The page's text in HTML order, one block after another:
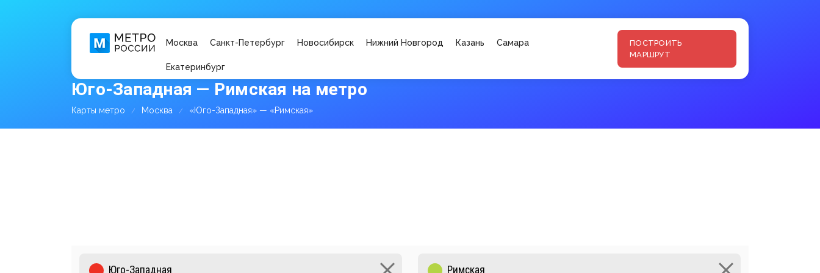
Москва Санкт-Петербург Новосибирск Нижний Новгород Казань Самара
Екатеринбург
ПОСТРОИТЬ
МАРШРУТ
Юго-Западная — Римская на метро
Карты метро Москва «Юго-Западная» — «Римская»